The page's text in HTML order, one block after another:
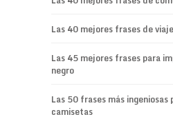
Las 40 mejores frases de
Las 45 mejores frases para
negro
Las 50 frases más ingeniosas
camisetas